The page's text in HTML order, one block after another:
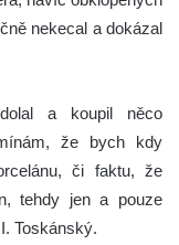
nekecal a dokázal
a koupil něco
že bych kdy
či faktu, že
tehdy jen a pouze
Toskánský.